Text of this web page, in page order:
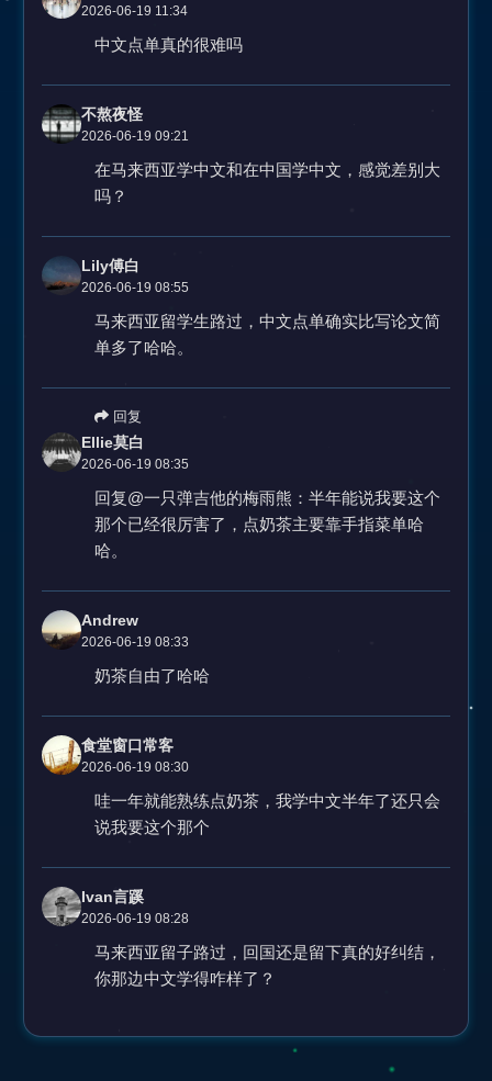
2026-06-19 11:34
中文点单真的很难吗
不熬夜怪
2026-06-19 09:21
在马来西亚学中文和在中国学中文，感觉差别大
吗？
Lily傅白
2026-06-19 08:55
马来西亚留学生路过，中文点单确实比写论文简
单多了哈哈。
回复
Ellie莫白
2026-06-19 08:35
回复@一只弹吉他的梅雨熊：半年能说我要这个
那个已经很厉害了，点奶茶主要靠手指菜单哈
哈。
Andrew
2026-06-19 08:33
奶茶自由了哈哈
食堂窗口常客
2026-06-19 08:30
哇一年就能熟练点奶茶，我学中文半年了还只会
说我要这个那个
Ivan言蹊
2026-06-19 08:28
马来西亚留子路过，回国还是留下真的好纠结，
你那边中文学得咋样了？